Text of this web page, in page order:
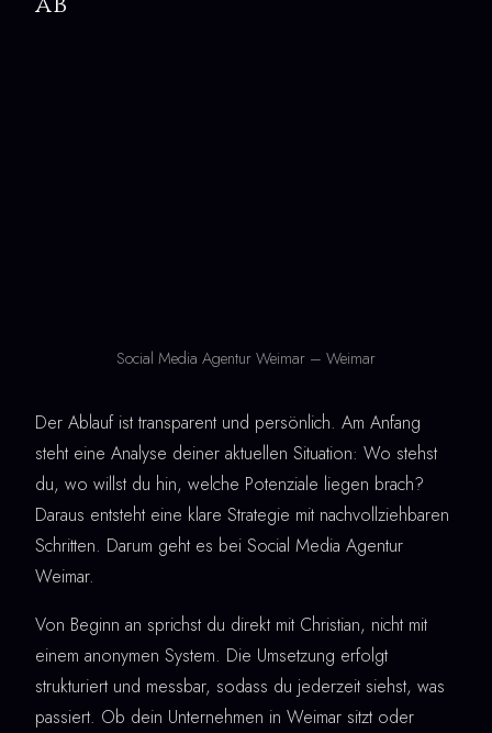
Social Media Agentur Weimar – Weimar
Der Ablauf ist transparent und persönlich. Am Anfang
steht eine Analyse deiner aktuellen Situation: Wo stehst
du, wo willst du hin, welche Potenziale liegen brach?
Daraus entsteht eine klare Strategie mit nachvollziehbaren
Schritten. Darum geht es bei Social Media Agentur
Weimar.
Von Beginn an sprichst du direkt mit Christian, nicht mit
einem anonymen System. Die Umsetzung erfolgt
strukturiert und messbar, sodass du jederzeit siehst, was
passiert. Ob dein Unternehmen in Weimar sitzt oder